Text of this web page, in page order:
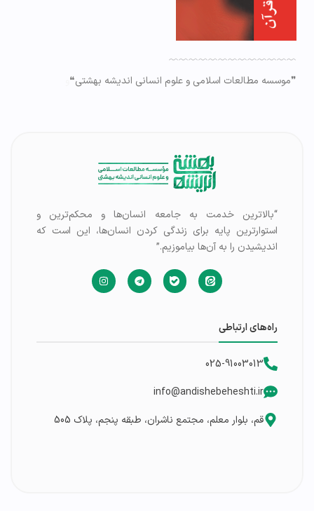
﹋﹋﹋﹋﹋﹋﹋﹋﹋﹋﹋﹋﹋
❞موسسه مطالعات اسلامی و علوم انسانی اندیشه بهشتی❝
“بالاترین خدمت به جامعه انسان‌ها و محکم‌ترین و
استوارترین پایه برای زندگی کردن انسان‌ها، این است که
اندیشیدن را به آن‌ها بیاموزیم.”
راه‌های ارتباطی
025-91003013
info@andishebeheshti.ir
قم، بلوار معلم، مجتمع ناشران، طبقه پنجم، پلاک 505